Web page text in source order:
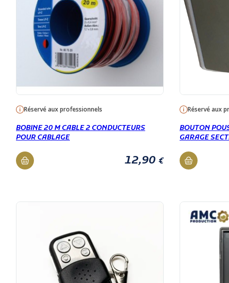
Réservé aux professionnels
BOBINE 20 M CABLE 2 CONDUCTEURS
POUR CABLAGE
12,90 €
Réservé aux
BOUTON
GARAGE